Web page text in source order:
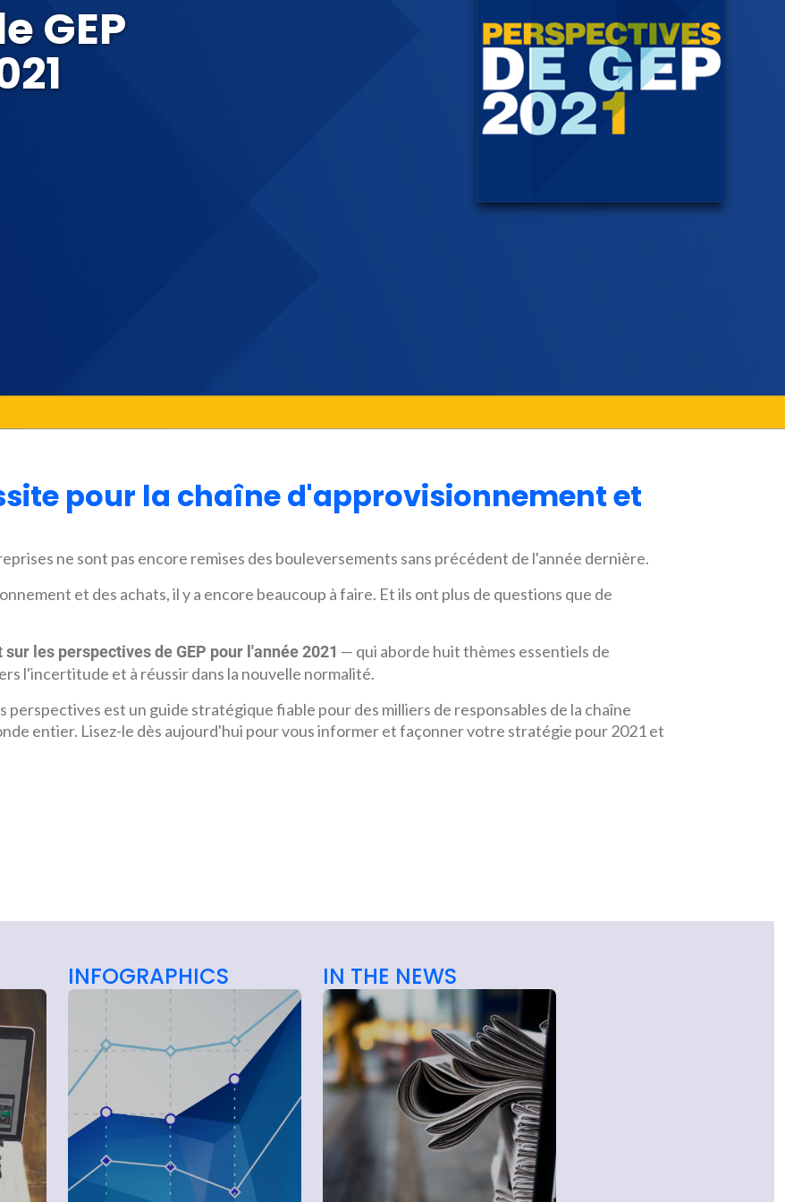
GEP
pour la chaîne d'approvisionnement et
ne sont pas encore remises des bouleversements sans précédent de l'année dernière.
et des achats, il y a encore beaucoup à faire. Et ils ont plus de questions que de
sur les perspectives de GEP pour l'année 2021 — qui aborde huit thèmes essentiels de
l'incertitude et à réussir dans la nouvelle normalité.
perspectives est un guide stratégique fiable pour des milliers de responsables de la chaîne
entier. Lisez-le dès aujourd'hui pour vous informer et façonner votre stratégie pour 2021 et
INFOGRAPHICS IN THE NEWS